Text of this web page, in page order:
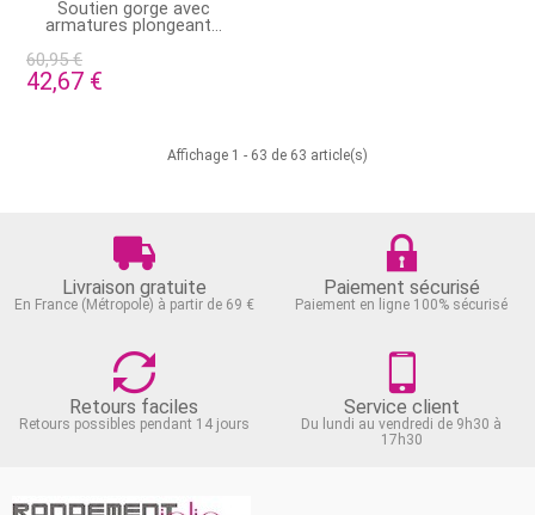
EN STOCK
Soutien gorge avec
armatures plongeant...
60,95 €
42,67 €
Affichage 1 - 63 de 63 article(s)
Livraison gratuite
En France (Métropole) à partir de 69 €
Paiement sécurisé
Paiement en ligne 100% sécurisé
Retours faciles
Retours possibles pendant 14 jours
Service client
Du lundi au vendredi de 9h30 à
17h30